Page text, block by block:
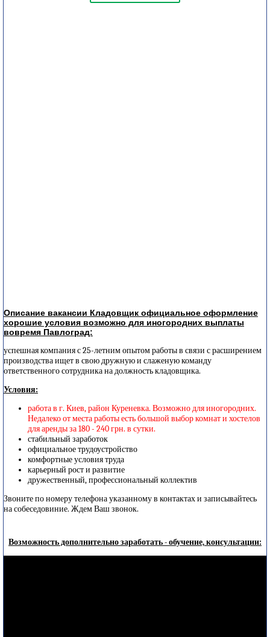
Описание вакансии Кладовщик официальное оформление
хорошие условия возможно для иногородних выплаты
вовремя Павлоград:
успешная компания с 25-летним опытом работы в связи с расширением
производства ищет в свою дружную и слаженую команду
ответственного сотрудника на должность кладовщика.
Условия:
работа в г. Киев, район Куреневка. Возможно для иногородних.
Недалеко от места работы есть большой выбор комнат и хостелов
для аренды за 180 - 240 грн. в сутки.
стабильный заработок
официальное трудоустройство
комфортные условия труда
карьерный рост и развитие
дружественный, профессиональный коллектив
Звоните по номеру телефона указанному в контактах и записывайтесь
на собеседовиние. Ждем Ваш звонок.
Возможность дополнительно заработать - обучение, консультации: